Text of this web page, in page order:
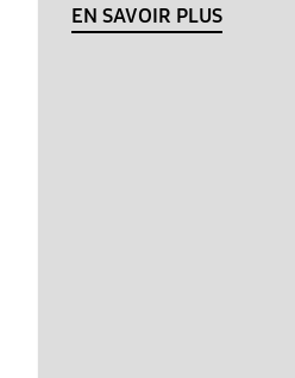
EN SAVOIR PLUS